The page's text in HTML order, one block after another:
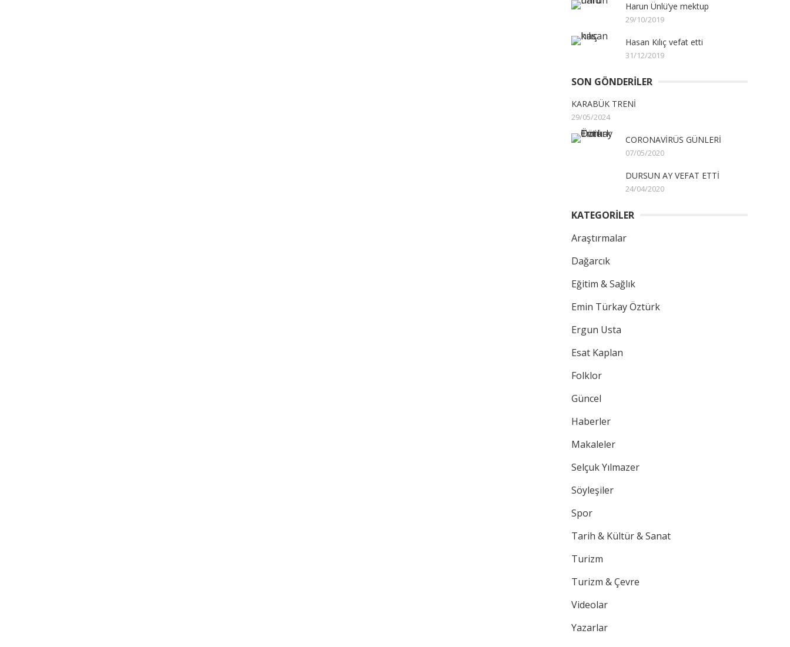
Harun Ünlü’ye mektup
29/10/2019
Hasan Kılıç vefat etti
31/12/2019
SON GÖNDERILER
KARABÜK TRENİ
29/05/2024
CORONAVİRÜS GÜNLERİ
07/05/2020
DURSUN AY VEFAT ETTİ
24/04/2020
KATEGORİLER
Araştırmalar
Dağarcık
Eğitim & Sağlık
Emin Türkay Öztürk
Ergun Usta
Esat Kaplan
Folklor
Güncel
Haberler
Makaleler
Selçuk Yılmazer
Söyleşiler
Spor
Tarih & Kültür & Sanat
Turizm
Turizm & Çevre
Videolar
Yazarlar